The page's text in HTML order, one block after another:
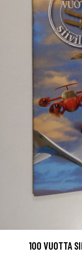
100 VUOTTA